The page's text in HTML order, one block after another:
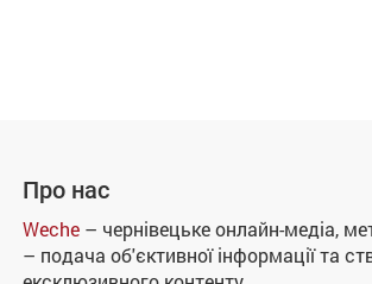
Про нас
Weche – чернівецьке онлайн-медіа,
– подача об'єктивної інформації та